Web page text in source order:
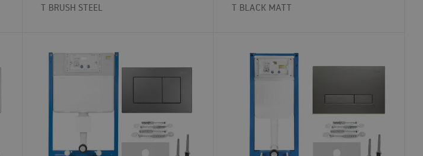
T BRUSH STEEL
T BLACK MATT